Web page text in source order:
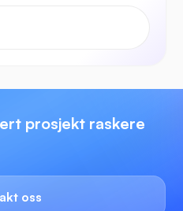
prosjekt raskere
oss